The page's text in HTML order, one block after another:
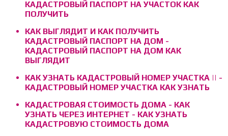
КАДАСТРОВЫЙ ПАСПОРТ НА УЧАСТОК КАК
ПОЛУЧИТЬ
КАК ВЫГЛЯДИТ И КАК ПОЛУЧИТЬ
КАДАСТРОВЫЙ ПАСПОРТ НА ДОМ -
КАДАСТРОВЫЙ ПАСПОРТ НА ДОМ КАК
ВЫГЛЯДИТ
КАК УЗНАТЬ КАДАСТРОВЫЙ НОМЕР УЧАСТКА || -
КАДАСТРОВЫЙ НОМЕР УЧАСТКА КАК УЗНАТЬ
КАДАСТРОВАЯ СТОИМОСТЬ ДОМА - КАК
УЗНАТЬ ЧЕРЕЗ ИНТЕРНЕТ - КАК УЗНАТЬ
КАДАСТРОВУЮ СТОИМОСТЬ ДОМА